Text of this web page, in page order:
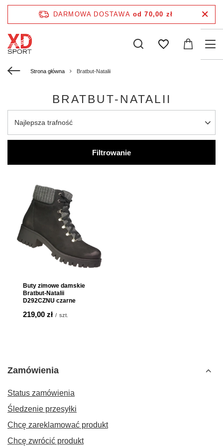
DARMOWA DOSTAWA od 70,00 zł
Strona główna Bratbut-Natalii
BRATBUT-NATALII
Najlepsza trafność
Filtrowanie
Buty zimowe damskie
Bratbut-Natalii
D292CZNU czarne
219,00 zł / szt.
Zamówienia
Status zamówienia
Śledzenie przesyłki
Chcę zareklamować produkt
Chcę zwrócić produkt